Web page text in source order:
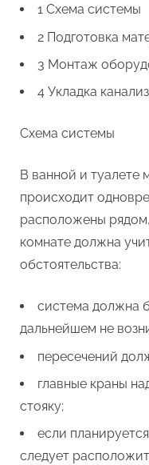
1 Схема системы
2 Подготовка
3 Монтаж
4 Укладка
Схема системы
В ванной и туалете
происходит
расположены
комнате должна
обстоятельства:
система должна
дальнейшем не
пересечений
главные краны
стояку;
если
следует